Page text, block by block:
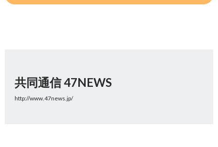
共同通信 47NEWS
http://www.47news.jp/